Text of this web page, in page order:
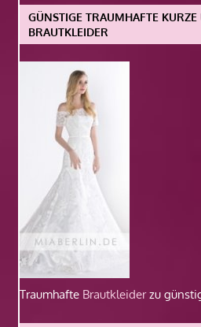
GÜNSTIGE TRAUMHAFTE
BRAUTKLEIDER
Traumhafte Brautkleiderzu